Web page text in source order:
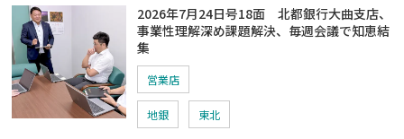
2026年7月24日号18面 北都銀行大曲支店、
事業性理解深め課題解決、毎週会議で知恵結
集
営業店
地銀 東北